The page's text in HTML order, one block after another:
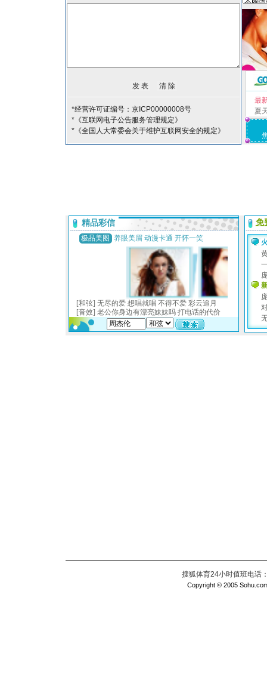
*经营许可证编号：京ICP00000008号
*《互联网电子公告服务管理规定》
*《全国人大常委会关于维护互联网安全的规定》
最
夏
搜狐体育24小时值班电话
Copyright © 2005